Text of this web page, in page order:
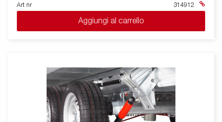
Art nr 314912
Aggiungi al carrello